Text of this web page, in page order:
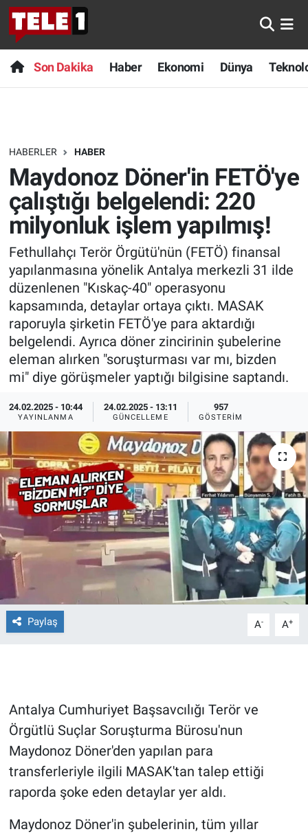
Son Dakika Haber Ekonomi Dünya
HABERLER HABER
Maydonoz Döner'in FETÖ'ye
çalıştığı belgelendi: 220
milyonluk işlem yapılmış!
Fethullahçı Terör Örgütü'nün (FETÖ) finansal
yapılanmasına yönelik Antalya merkezli 31 ilde
düzenlenen "Kıskaç-40" operasyonu
kapsamında, detaylar ortaya çıktı. MASAK
raporuyla şirketin FETÖ'ye para aktardığı
belgelendi. Ayrıca döner zincirinin şubelerine
eleman alırken "soruşturması var mı, bizden
mi" diye görüşmeler yaptığı bilgisine saptandı.
24.02.2025 - 10:44
YAYINLANMA
24.02.2025 - 13:11
GÜNCELLEME
957
GÖSTERIM
Paylaş A- A+
Antalya Cumhuriyet Başsavcılığı Terör ve
Örgütlü Suçlar Soruşturma Bürosu'nun
Maydonoz Döner'den yapılan para
transferleriyle ilgili MASAK'tan talep ettiği
raporda şoke eden detaylar yer aldı.
Maydonoz Döner'in şubelerinin, tüm yıllar
Anında Manşet
Başka Sohbetler
Bilim turu
Bilim ve Teknoloji Evreni
Doğa Konuşuyor
Dünya
Ege Saati
Ege'den Esintiler
Eğitim
Eğlence
Ekonomi
Forum
Gerçeğin İzinde
Gün Başlıyor
Gün Ortası
Haber
İlan
Kimdir
Koronavirüs
Son Dakika
Haber
Dünya
Teknoloji
Sağlık
Yayın Akışı
İletişim
Nöbetçi Eczaneler
Hava Durumu
Trafik Durumu
Süper Lig Puan Durumu ve Fikstür
Tüm Manşetler
Son Dakika Haberleri
Haber Arşivi